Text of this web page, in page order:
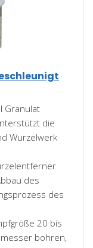
Granulat
die
Wurzelwerk
des
des
20 bis
bohren,